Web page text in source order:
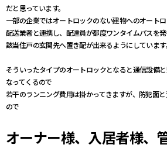
だと思っています。
一部の企業ではオートロックのない建物へのオート
配送業者と連携し、配達員が都度ワンタイムパスを
該当住戸の玄関先へ置き配が出来るようにしています
そういったタイプのオートロックとなると通信設備
なってくるので
若干のランニング費用は掛かってきますが、防犯面
ので
オーナー様、入居者様、